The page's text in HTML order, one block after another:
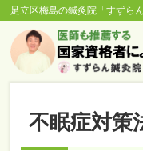
足立区梅島の鍼灸院「すずら
不眠症対策